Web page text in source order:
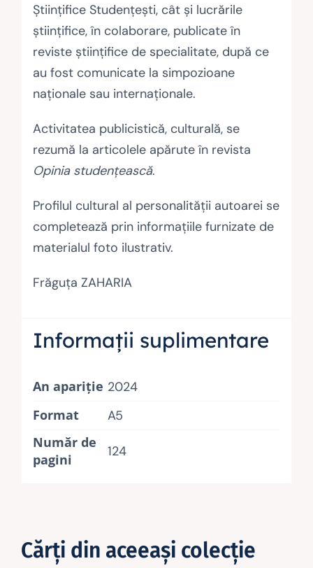
Ştiinţifice Studenţeşti, cât şi lucrările
ştiinţifice, în colaborare, publicate în
reviste ştiinţifice de specialitate, după ce
au fost comunicate la simpozioane
naţionale sau internaţionale.
Activitatea publicistică, culturală, se
rezumă la articolele apărute în revista
Opinia studenţească.
Profilul cultural al personalităţii autoarei se
completează prin informaţiile furnizate de
materialul foto ilustrativ.
Frăguţa ZAHARIA
Informații suplimentare
An apariție 2024
Format
A5
Număr de
pagini
124
Cărţi din aceeaşi colecţie